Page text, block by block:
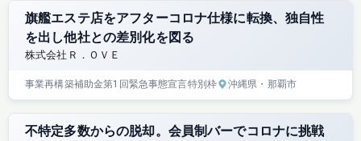
旗艦エステ店をアフターコロナ仕様に転換、独自性
を出し他社との差別化を図る
株式会社Ｒ．ＯＶＥ
事業再構築補助金第1回緊急事態宣言特別枠 沖縄県 ・那覇市
不特定多数からの脱却。会員制バーでコロナに挑戦